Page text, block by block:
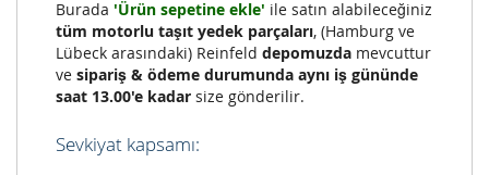
Burada 'Ürün sepetine ekle' ile satın alabileceğiniz
tüm motorlu taşıt yedek parçaları, (Hamburg ve
Lübeck arasındaki) Reinfeld depomuzda mevcuttur
ve sipariş & ödeme durumunda aynı iş gününde
saat 13.00'e kadar size gönderilir.
Sevkiyat kapsamı: